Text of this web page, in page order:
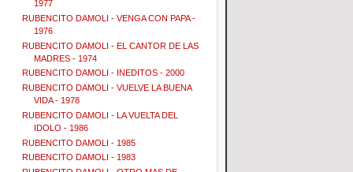
1977
RUBENCITO DAMOLI - VENGA CON PAPA -
1976
RUBENCITO DAMOLI - EL CANTOR DE LAS
MADRES - 1974
RUBENCITO DAMOLI - INEDITOS - 2000
RUBENCITO DAMOLI - VUELVE LA BUENA
VIDA - 1978
RUBENCITO DAMOLI - LA VUELTA DEL
IDOLO - 1986
RUBENCITO DAMOLI - 1985
RUBENCITO DAMOLI - 1983